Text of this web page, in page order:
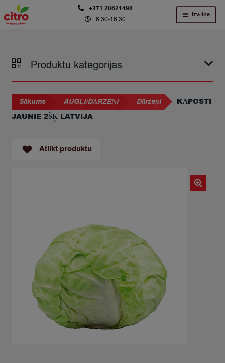
Skip
to
Skip
to
+371 28621498
8:30-18:30
Izvēlne
Produktu kategorijas
Sākums AUGĻI/DĀRZEŅI Dārzeņi
KĀPOSTI
JAUNIE 2ŠĶ LATVIJA
Atlikt produktu